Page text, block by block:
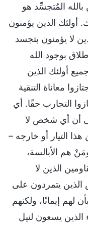
المُتجسِّد هو
الذين يؤمنون
لا يؤمنون بتجسد
بوجود الله
أولئك الذين
معاناة التنقية
التجارب حقًا. أي
أن أي شخص لا
التيار أو خارجه –
هم الأبالسة،
الذين لا
الذين يتمردون على
لهم إيمانًا، ولكنهم
الذين يسعون لنيل